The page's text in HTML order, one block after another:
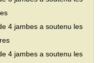
4 jambes a soutenu les
4 jambes a soutenu les